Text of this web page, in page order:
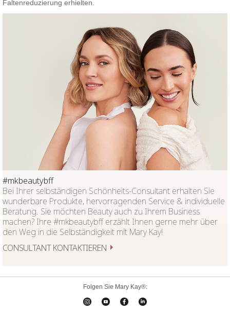
Faltenreduzierung erhielten.
#mkbeautybff
Bei Ihrer selbständigen Schönheits-Consultant erhalten Sie
wunderbare Produkte, hervorragenden Service & individuelle
Beratung. Sie möchten Beauty auch zu Ihrem Business
machen? Ihre #mkbeautybff erzählt Ihnen gerne mehr über
den Weg in die Selbständigkeit mit Mary Kay!
CONSULTANT KONTAKTIEREN
Folgen Sie Mary Kay®: